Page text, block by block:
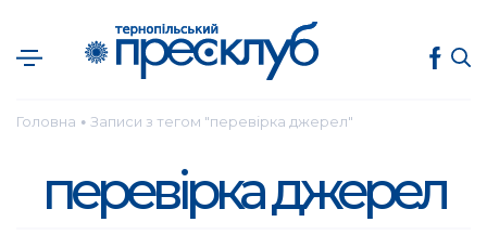
Головна ● Записи з тегом "перевірка джерел"
перевірка джерел